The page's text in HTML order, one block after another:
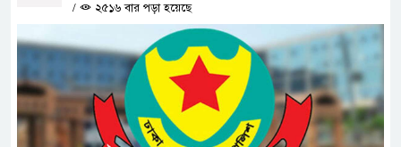
/
২৫১৬ বার পড়া হয়েছে